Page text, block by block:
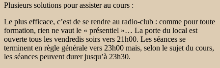
Plusieurs solutions pour assister au cours :
Le plus efficace, c’est de se rendre au radio-club : comme pour toute
formation, rien ne vaut le « présentiel »… La porte du local est
ouverte tous les vendredis soirs vers 21h00. Les séances se
terminent en règle générale vers 23h00 mais, selon le sujet du cours,
les séances peuvent durer jusqu’à 23h30.